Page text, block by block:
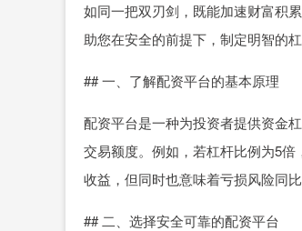
如同一把双刃剑，既能加速财富积
助您在安全的前提下，制定明智的杠
## 一、了解配资平台的基本原理
配资平台是一种为投资者提供资金
交易额度。例如，若杠杆比例为5
收益，但同时也意味着亏损风险同比
## 二、选择安全可靠的配资平台